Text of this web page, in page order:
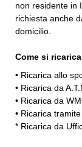
non residente in
richiesta anche
domicilio.
Come si ricarica
• Ricarica allo
• Ricarica da
• Ricarica da
• Ricarica
* Ricarica da